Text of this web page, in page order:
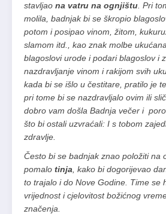
stavljao na vatru na ognjištu . Pri
molila, badnjak bi se škropio
potom i posipao vinom, žitom,
slamom itd., kao znak molbe
blagoslovi urode i podari blagoslov i
nazdravljanje vinom i rakijom svih
kada bi se išlo u čestitare, pratilo je
pri tome bi se nazdravljalo ovim ili
dobro vam došla Badnja večer i
što bi ostali uzvraćali: I s tobom
zdravlje.
Često bi se badnjak znao položiti na
pomalo tinja , kako bi dogorijevao
to trajalo i do Nove Godine. Time se
vrijednost i cjelovitost božićnog
značenja.